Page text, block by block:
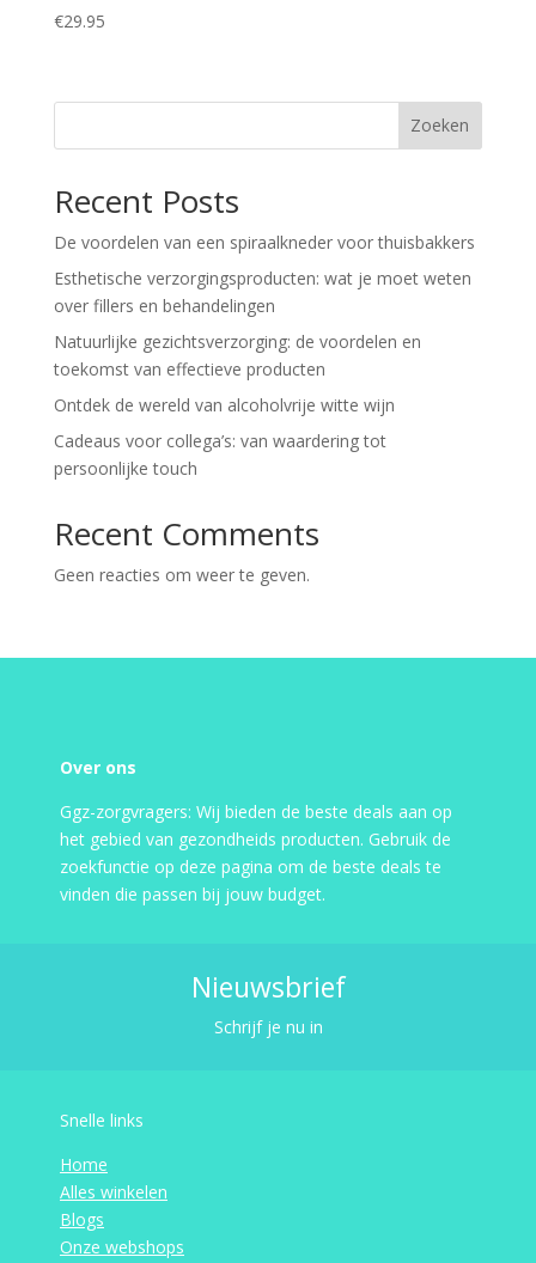
€29.95
Zoeken
Recent Posts
De voordelen van een spiraalkneder voor thuisbakkers
Esthetische verzorgingsproducten: wat je moet weten
over fillers en behandelingen
Natuurlijke gezichtsverzorging: de voordelen en
toekomst van effectieve producten
Ontdek de wereld van alcoholvrije witte wijn
Cadeaus voor collega’s: van waardering tot
persoonlijke touch
Recent Comments
Geen reacties om weer te geven.
Over ons
Ggz-zorgvragers: Wij bieden de beste deals aan op
het gebied van gezondheids producten. Gebruik de
zoekfunctie op deze pagina om de beste deals te
vinden die passen bij jouw budget.
Nieuwsbrief
Schrijf je nu in
Snelle links
Home
Alles winkelen
Blogs
Onze webshops